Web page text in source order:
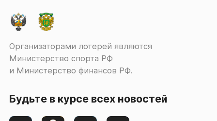
Организаторами лотерей являются
Министерство спорта РФ
и Министерство финансов РФ.
Будьте в курсе всех новостей